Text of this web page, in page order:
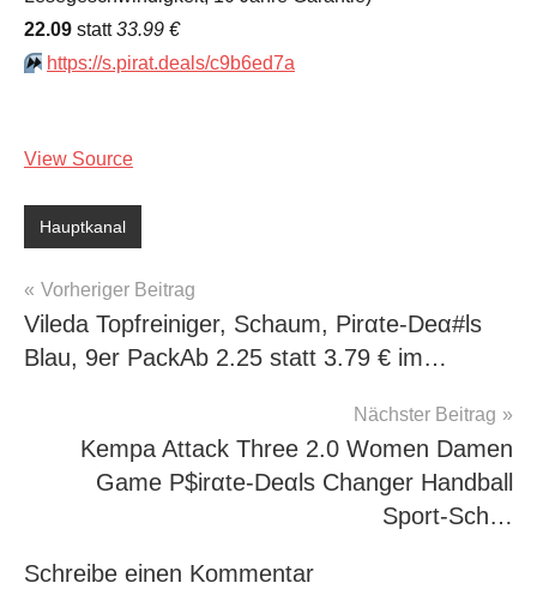
22.09 statt33.99 €
⏩️ https://s.pirat.deals/c9b6ed7a
View Source
Hauptkanal
Beitragsnavigation
Vorheriger Beitrag
Vileda Topfreiniger, Schaum, Pirαtе-Dеα#ls
Blau, 9er PackАb 2.25 statt 3.79 € im…
Nächster Beitrag
Kempa Attack Three 2.0 Women Damen
Game P$irαtе-Dеαls Changer Handball
Sport-Sch…
Schreibe einen Kommentar